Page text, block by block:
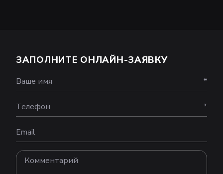
ЗАПОЛНИТЕ ОНЛАЙН-ЗАЯВКУ
Ваше имя *
Телефон *
Email